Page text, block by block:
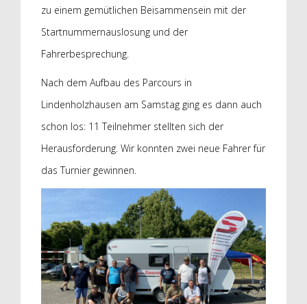
zu einem gemütlichen Beisammensein mit der
Startnummernauslosung und der
Fahrerbesprechung.
Nach dem Aufbau des Parcours in
Lindenholzhausen am Samstag ging es dann auch
schon los: 11 Teilnehmer stellten sich der
Herausforderung. Wir konnten zwei neue Fahrer für
das Turnier gewinnen.